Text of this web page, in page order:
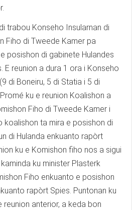
trabou Konseho Insularnan di
Fiho di Tweede Kamer pa
posishon di gabinete Hulandes
E reunion a dura 1 ora i Konseho
di Boneiru, 5 di Statia i 5 di
ku e reunion Koalishon a
Fiho di Tweede Kamer i
koalishon ta mira e posishon di
di Hulanda enkuanto rapòrt
ku e Komishon fiho nos a sigui
ku minister Plasterk
Fiho enkuanto e posishon
rapòrt Spies. Puntonan ku
reunion anterior, a keda bon